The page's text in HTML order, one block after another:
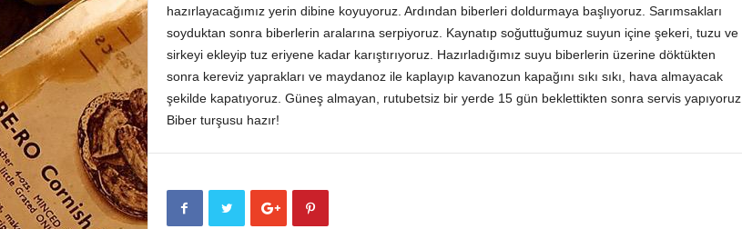
hazırlayacağımız yerin dibine koyuyoruz. Ardından biberleri doldurmaya başlıyoruz. Sarımsakları
soyduktan sonra biberlerin aralarına serpiyoruz. Kaynatıp soğuttuğumuz suyun içine şekeri, tuzu ve
sirkeyi ekleyip tuz eriyene kadar karıştırıyoruz. Hazırladığımız suyu biberlerin üzerine döktükten
sonra kereviz yaprakları ve maydanoz ile kaplayıp kavanozun kapağını sıkı sıkı, hava almayacak
şekilde kapatıyoruz. Güneş almayan, rutubetsiz bir yerde 15 gün beklettikten sonra servis yapıyoruz.
Biber turşusu hazır!